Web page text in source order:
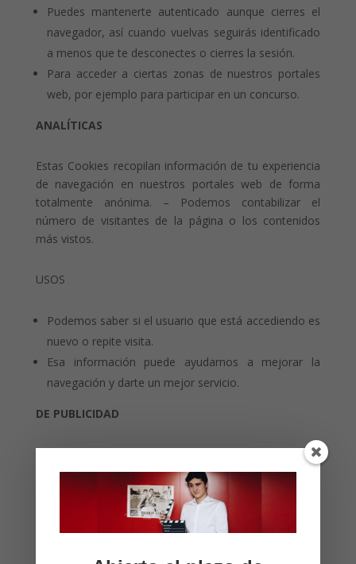
Puedes mantenerte autenticado aunque cierres el
navegador, así cuando vuelvas seguirás identificado
a menos que te desconectes o cierres la sesión.
Para acceder a ciertas zonas de nuestros portales
web, por ejemplo para participar en un concurso.
ANALÍTICAS
Estas Cookies recopilan información de tu experiencia
de navegación en nuestros portales web de forma
totalmente anónima. – Podemos contabilizar el
número de visitantes de la página o los contenidos
más vistos.
USOS
Podemos saber si el usuario que está accediendo es
nuevo o repite visita.
Esa información puede ayudarnos a mejorar la
navegación y darte un mejor servicio.
DE PUBLICIDAD
Estas Cookies recogen información sobre los anuncios
mostrados a cada usuario anónimo en los portales
web. – Adaptar la publicidad al tipo de dispositivo
desde el que el usuario se está conectando.